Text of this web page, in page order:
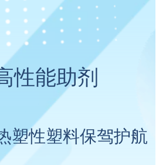
性能助剂
塑性塑料保驾护航